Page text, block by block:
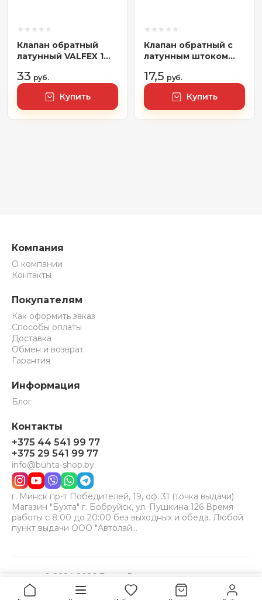
Клапан обратный
латунный VALFEX 1
33 руб.
Купить
Клапан обратный с
латунным штоком
(80)
17,5 руб.
Купить
8,5 руб. Купить
Компания
О компании
Контакты
Покупателям
Как оформить заказ
Способы оплаты
Доставка
Обмен и возврат
Гарантия
Информация
Блог
Контакты
+375 44 541 99 77
+375 29 541 99 77
info@buhta-shop.by
г. Минск пр-т Победителей, 19, оф. 31 (точка выдачи)
Магазин "Бухта" г. Бобруйск, ул. Пушкина 126 Время
работы с 8:00 до 20:00 без выходных и обеда. Любой
пункт выдачи ООО "Автолай…
© 2024-2026 Бухта. Все права защищены.
Принимаем к оплате:
VISA BELCARD